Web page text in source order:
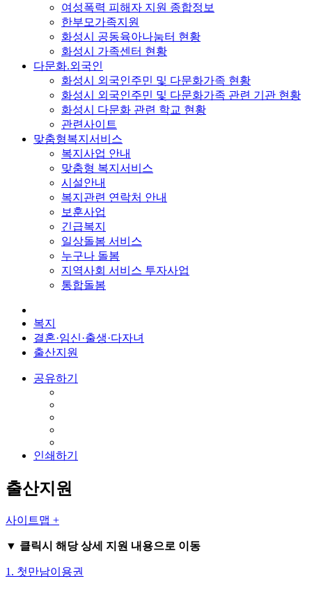
여성폭력 피해자 지원 종합정보
한부모가족지원
화성시 공동육아나눔터 현황
화성시 가족센터 현황
다문화.외국인
화성시 외국인주민 및 다문화가족 현황
화성시 외국인주민 및 다문화가족 관련 기관 현황
화성시 다문화 관련 학교 현황
관련사이트
맞춤형복지서비스
복지사업 안내
맞춤형 복지서비스
시설안내
복지관련 연락처 안내
보훈사업
긴급복지
일상돌봄 서비스
누구나 돌봄
지역사회 서비스 투자사업
통합돌봄
복지
결혼·임신·출생·다자녀
출산지원
공유하기
인쇄하기
출산지원
사이트맵 +
▼ 클릭시 해당 상세 지원 내용으로 이동
1. 첫만남이용권